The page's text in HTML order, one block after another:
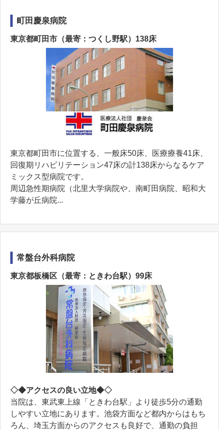
町田慶泉病院
東京都町田市（最寄：つくし野駅）138床
東京都町田市に位置する、一般床50床、医療療養41床、
回復期リハビリテーション47床の計138床からなるケア
ミックス型病院です。
周辺急性期病院（北里大学病院や、南町田病院、昭和大
学藤が丘病院...
常盤台外科病院
東京都板橋区（最寄：ときわ台駅）99床
◇◆アクセスの良い立地◆◇
当院は、東武東上線「ときわ台駅」より徒歩5分の通勤
しやすい立地にあります。池袋方面など都内からはもち
ろん、埼玉方面からのアクセスも良好で、通勤の負担